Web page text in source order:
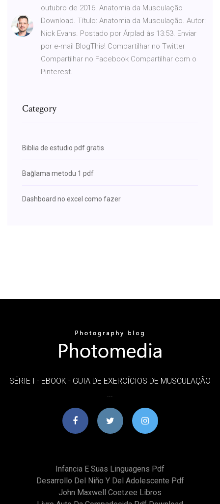
outubro de 2016. Anatomia da Musculação
Download. Título: Anatomia da Musculação. Autor:
Nick Evans. Postado por Árplad às 13:53. Enviar
por e-mail BlogThis! Compartilhar no Twitter
Compartilhar no Facebook Compartilhar com o
Pinterest.
Category
Biblia de estudio pdf gratis
Bağlama metodu 1 pdf
Dashboard no excel como fazer
SÉRIE I - EBOOK - GUIA DE EXERCÍCIOS DE MUSCULAÇÃO
Infancia E Suas Linguagens Pdf
Desarrollo Del Niño Y Del Adolescente Pdf
John Maxwell Coetzee Libros